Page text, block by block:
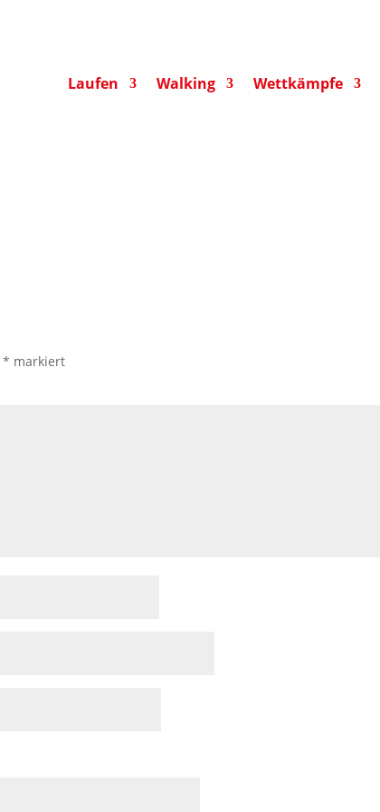
Laufen Walking Wettkämpfe
* markiert